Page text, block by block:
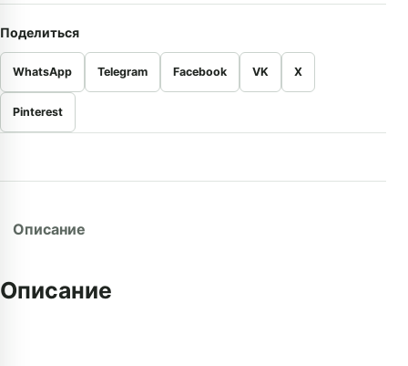
Поделиться
WhatsApp Telegram Facebook VK X
Pinterest
Описание
Описание